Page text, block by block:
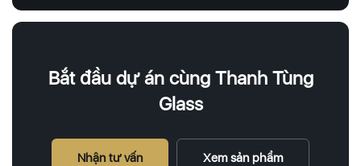
Bắt đầu dự án cùng Thanh Tùng
Glass
Nhận tư vấn Xem sản phẩm